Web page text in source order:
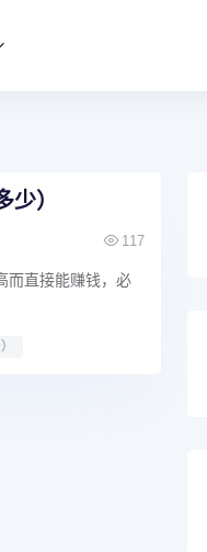
）
117
而直接能赚钱，必